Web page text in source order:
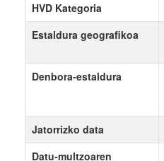
HVD Kategoria
Estaldura geografikoa
Denbora-estaldura
Jatorrizko data
Datu-multzoaren